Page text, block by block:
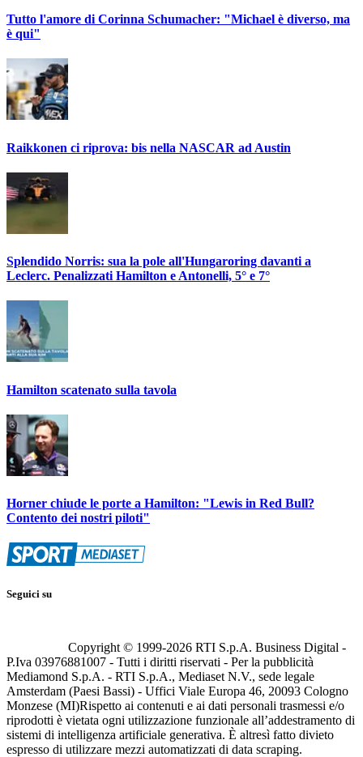
Tutto l'amore di Corinna Schumacher: "Michael è diverso, ma
è qui"
Raikkonen ci riprova: bis nella NASCAR ad Austin
Splendido Norris: sua la pole all'Hungaroring davanti a
Leclerc. Penalizzati Hamilton e Antonelli, 5° e 7°
Hamilton scatenato sulla tavola
Horner chiude le porte a Hamilton: "Lewis in Red Bull?
Contento dei nostri piloti"
Seguici su
Copyright © 1999-2026 RTI S.p.A. Business Digital -
P.Iva 03976881007 - Tutti i diritti riservati - Per la pubblicità
Mediamond S.p.A. - RTI S.p.A., Mediaset N.V., sede legale
Amsterdam (Paesi Bassi) - Uffici Viale Europa 46, 20093 Cologno
Monzese (MI)Rispetto ai contenuti e ai dati personali trasmessi e/o
riprodotti è vietata ogni utilizzazione funzionale all’addestramento di
sistemi di intelligenza artificiale generativa. È altresì fatto divieto
espresso di utilizzare mezzi automatizzati di data scraping.